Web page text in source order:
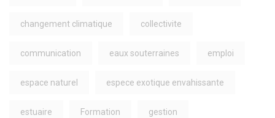
changement climatique collectivite
communication eaux souterraines emploi
espace naturel espece exotique envahissante
estuaire Formation gestion